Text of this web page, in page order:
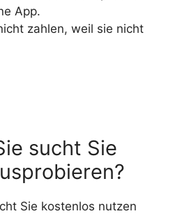
App.
zahlen, weil sie nicht
sucht Sie
Sie kostenlos nutzen